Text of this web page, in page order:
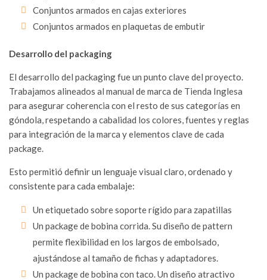
Conjuntos armados en cajas exteriores
Conjuntos armados en plaquetas de embutir
Desarrollo del packaging
El desarrollo del packaging fue un punto clave del proyecto.
Trabajamos alineados al manual de marca de Tienda Inglesa
para asegurar coherencia con el resto de sus categorías en
góndola, respetando a cabalidad los colores, fuentes y reglas
para integración de la marca y elementos clave de cada
package.
Esto permitió definir un lenguaje visual claro, ordenado y
consistente para cada embalaje:
Un etiquetado sobre soporte rígido para zapatillas
Un package de bobina corrida. Su diseño de pattern
permite flexibilidad en los largos de embolsado,
ajustándose al tamaño de fichas y adaptadores.
Un package de bobina con taco. Un diseño atractivo